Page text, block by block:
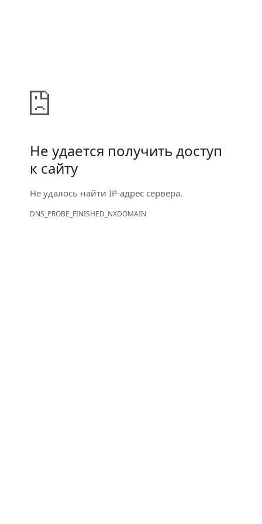
Не удается получить доступ
к сайту
Не удалось найти IP-адрес сервера.
DNS_PROBE_FINISHED_NXDOMAIN